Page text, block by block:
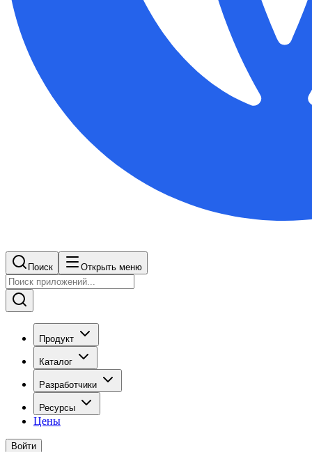
Поиск Открыть меню
Продукт
Каталог
Разработчики
Ресурсы
Цены
Войти